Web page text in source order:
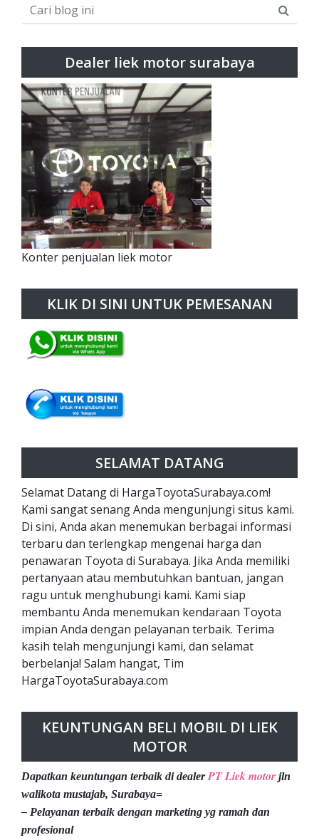
Dealer liek motor surabaya
Konter penjualan liek motor
KLIK DI SINI UNTUK PEMESANAN
SELAMAT DATANG
Selamat Datang di HargaToyotaSurabaya.com!
Kami sangat senang Anda mengunjungi situs kami.
Di sini, Anda akan menemukan berbagai informasi
terbaru dan terlengkap mengenai harga dan
penawaran Toyota di Surabaya. Jika Anda memiliki
pertanyaan atau membutuhkan bantuan, jangan
ragu untuk menghubungi kami. Kami siap
membantu Anda menemukan kendaraan Toyota
impian Anda dengan pelayanan terbaik. Terima
kasih telah mengunjungi kami, dan selamat
berbelanja! Salam hangat, Tim
HargaToyotaSurabaya.com
KEUNTUNGAN BELI MOBIL DI LIEK
MOTOR
Dapatkan keuntungan terbaik di dealerPT Liek motor jln
walikota mustajab, Surabaya=
– Pelayanan terbaik dengan marketing yg ramah dan
profesional